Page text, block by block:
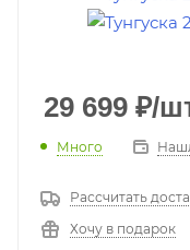
29 699 ₽/
Много
Рассчитать
Хочу в подарок